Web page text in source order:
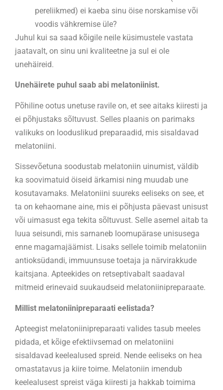
pereliikmed) ei kaeba sinu öise norskamise või
voodis vähkremise üle?
Juhul kui sa saad kõigile neile küsimustele vastata
jaatavalt, on sinu uni kvaliteetne ja sul ei ole
unehäireid.
Unehäirete puhul saab abi melatoniinist.
Põhiline ootus unetuse ravile on, et see aitaks kiiresti ja
ei põhjustaks sõltuvust. Selles plaanis on parimaks
valikuks on looduslikud preparaadid, mis sisaldavad
melatoniini.
Sissevõetuna soodustab melatoniin uinumist, väldib
ka soovimatuid öiseid ärkamisi ning muudab une
kosutavamaks. Melatoniini suureks eeliseks on see, et
ta on kehaomane aine, mis ei põhjusta päevast unisust
või uimasust ega tekita sõltuvust. Selle asemel aitab ta
luua seisundi, mis sarnaneb loomupärase unisusega
enne magamajäämist. Lisaks sellele toimib melatoniin
antioksüdandi, immuunsuse toetaja ja närvirakkude
kaitsjana. Apteekides on retseptivabalt saadaval
mitmeid erinevaid suukaudseid melatoniinipreparaate.
Millist melatoniinipreparaati eelistada?
Apteegist melatoniinipreparaati valides tasub meeles
pidada, et kõige efektiivsemad on melatoniini
sisaldavad keelealused spreid. Nende eeliseks on hea
omastatavus ja kiire toime. Melatoniin imendub
keelealusest spreist väga kiiresti ja hakkab toimima